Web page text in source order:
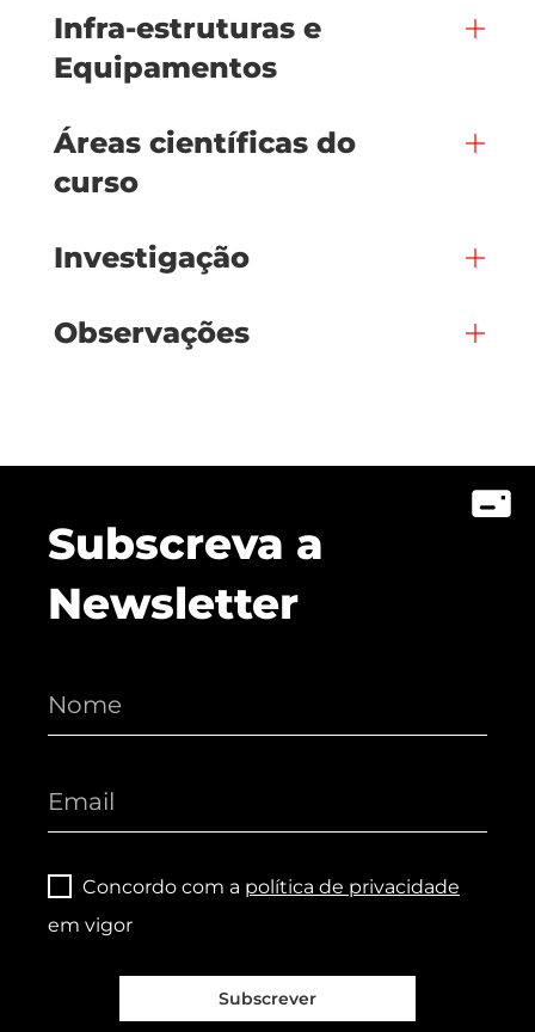
Infra-estruturas e
Equipamentos
Áreas científicas do
curso
Investigação
Observações
Subscreva a
Newsletter
Concordo com a política de privacidade
em vigor
Subscrever